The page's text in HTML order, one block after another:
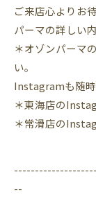
ご来店心よりお
パーマの詳しい
＊オゾンパーマ
い。
Instagramも随
＊東海店の
＊常滑店の
--